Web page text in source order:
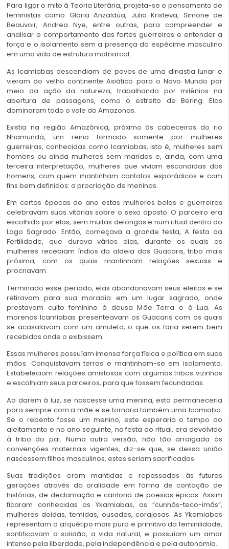
Para ligar o mito à Teoria Literária, projeta-se o pensamento de
feministas como Gloria Anzaldúa, Julia Kristeva, Simone de
Beauvoir, Andrea Nye, entre outras, para compreender e
analisar o comportamento das fortes guerreiras e entender a
força e o isolamento sem a presença do espécime masculino
em uma vida de estrutura matriarcal.
As Icamiabas descendiam de povos de uma dinastia lunar e
vieram do velho continente Asiático para o Novo Mundo por
meio da ação da natureza, trabalhando por milênios na
abertura de passagens, como o estreito de Bering. Elas
dominaram todo o vale do Amazonas.
Existia na região Amazônica, próximo às cabeceiras do rio
Nhamundá, um reino formado somente por mulheres
guerreiras, conhecidas como Icamiabas, isto é, mulheres sem
homens ou ainda mulheres sem maridos e, ainda, com uma
terceira interpretação, mulheres que viviam escondidas dos
homens, com quem mantinham contatos esporádicos e com
fins bem definidos: a procriação de meninas.
Em certas épocas do ano estas mulheres belas e guerreiras
celebravam suas vitórias sobre o sexo oposto. O parceiro era
escolhido por elas, sem muitas delongas e num ritual dentro do
Lago Sagrado. Então, começava a grande festa, A festa da
Fertilidade, que durava vários dias, durante os quais as
mulheres recebiam índios da aldeia dos Guacaris, tribo mais
próxima, com os quais mantinham relações sexuais e
procriavam.
Terminado esse período, elas abandonavam seus eleitos e se
retiravam para sua moradia em um lugar sagrado, onde
prestavam culto feminino à deusa Mãe Terra e à Lua. As
morenas Icamiabas presenteavam os Guacaris com os quais
se acasalavam com um amuleto, o que os faria serem bem
recebidos onde o exibissem.
Essas mulheres possuíam imensa força física e política em suas
mãos. Conquistavam terras e mantinham-se em isolamento.
Estabeleciam relações amistosas com algumas tribos vizinhas
e escolhiam seus parceiros, para que fossem fecundadas.
Ao darem à luz, se nascesse uma menina, esta permaneceria
para sempre com a mãe e se tornaria também uma Icamiaba.
Se o rebento fosse um menino, este esperaria o tempo do
aleitamento e no ano seguinte, na festa do ritual, era devolvido
à tribo do pai. Numa outra versão, não tão arraigada às
convenções maternais vigentes, diz-se que, se dessa união
nascessem filhos masculinos, estes seriam sacrificados.
Suas tradições eram mantidas e repassadas às futuras
gerações através da oralidade em forma de contação de
histórias, de declamação e cantoria de poesias épicas. Assim
ficaram conhecidas as Ykamiabas, as “cunhãs-teco-imãs”,
mulheres doidas, temidas, ousadas, corajosas. As Ykamiabas
representam o arquétipo mais puro e primitivo da feminilidade,
santificavam a solidão, a vida natural, e possuíam um amor
intenso pela liberdade, pela independência e pela autonomia.